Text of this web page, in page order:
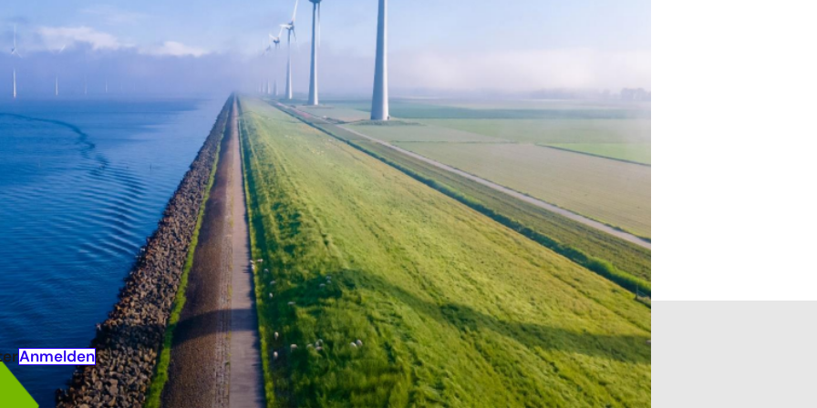
Sinkende Gestehungskosten und eine steigende Nachfrage
sowie das Bedürfnis, sich gegen volatile Preise abzusichern,
Markt für den Direktbezug von grünem Strom auch in
Geschäftsmodelle stellen bereits heute einen wichtigen Baustein
dar, da sie neben dem staatlich geförderten Ausbau in
Investitionen im Kontext der Energiewende ermöglichen. Ziel dieser
Marktes abzuschätzen und dessen möglichen Beitrag für die
in Deutschland aufzuzeigen.
Anmelden